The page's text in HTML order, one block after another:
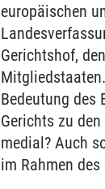
europäischen
Gerichtshof,
Bedeutung des
Gerichts zu
medial? Auch
im Rahmen